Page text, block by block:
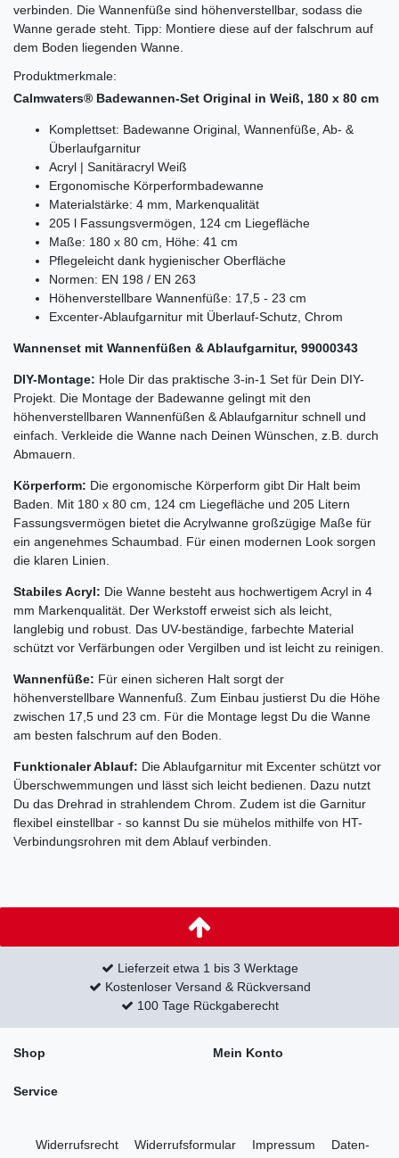
verbinden. Die Wannenfüße sind höhenverstellbar, sodass die
Wanne gerade steht. Tipp: Montiere diese auf der falschrum auf
dem Boden liegenden Wanne.
Produktmerkmale:
Calmwaters® Badewannen-Set Original in Weiß, 180 x 80 cm
Komplettset: Badewanne Original, Wannenfüße, Ab- &
Überlaufgarnitur
Acryl | Sanitäracryl Weiß
Ergonomische Körperformbadewanne
Materialstärke: 4 mm, Markenqualität
205 l Fassungsvermögen, 124 cm Liegefläche
Maße: 180 x 80 cm, Höhe: 41 cm
Pflegeleicht dank hygienischer Oberfläche
Normen: EN 198 / EN 263
Höhenverstellbare Wannenfüße: 17,5 - 23 cm
Excenter-Ablaufgarnitur mit Überlauf-Schutz, Chrom
Wannenset mit Wannenfüßen & Ablaufgarnitur, 99000343
DIY-Montage: Hole Dir das praktische 3-in-1 Set für Dein DIY-
Projekt. Die Montage der Badewanne gelingt mit den
höhenverstellbaren Wannenfüßen & Ablaufgarnitur schnell und
einfach. Verkleide die Wanne nach Deinen Wünschen, z.B. durch
Abmauern.
Körperform: Die ergonomische Körperform gibt Dir Halt beim
Baden. Mit 180 x 80 cm, 124 cm Liegefläche und 205 Litern
Fassungsvermögen bietet die Acrylwanne großzügige Maße für
ein angenehmes Schaumbad. Für einen modernen Look sorgen
die klaren Linien.
Stabiles Acryl: Die Wanne besteht aus hochwertigem Acryl in 4
mm Markenqualität. Der Werkstoff erweist sich als leicht,
langlebig und robust. Das UV-beständige, farbechte Material
schützt vor Verfärbungen oder Vergilben und ist leicht zu reinigen.
Wannenfüße: Für einen sicheren Halt sorgt der
höhenverstellbare Wannenfuß. Zum Einbau justierst Du die Höhe
zwischen 17,5 und 23 cm. Für die Montage legst Du die Wanne
am besten falschrum auf den Boden.
Funktionaler Ablauf: Die Ablaufgarnitur mit Excenter schützt vor
Überschwemmungen und lässt sich leicht bedienen. Dazu nutzt
Du das Drehrad in strahlendem Chrom. Zudem ist die Garnitur
flexibel einstellbar - so kannst Du sie mühelos mithilfe von HT-
Verbindungsrohren mit dem Ablauf verbinden.
Lieferzeit etwa 1 bis 3 Werktage
Kostenloser Versand & Rückversand
100 Tage Rückgaberecht
Shop Mein Konto
Service
Widerrufs­recht Widerrufs­formular Impressum
Daten­